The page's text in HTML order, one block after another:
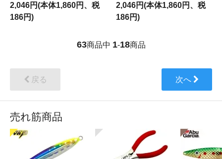
2,046円(本体1,860円、税
186円)
2,046円(本体1,860円、税
186円)
63商品中 1-18商品
戻る 次へ
売れ筋商品